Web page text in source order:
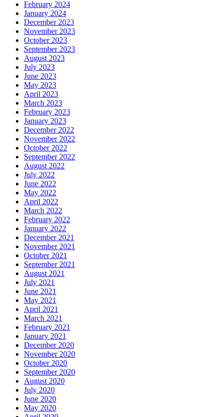
February 2024
January 2024
December 2023
November 2023
October 2023
September 2023
August 2023
July 2023
June 2023
May 2023
April 2023
March 2023
February 2023
January 2023
December 2022
November 2022
October 2022
September 2022
August 2022
July 2022
June 2022
May 2022
April 2022
March 2022
February 2022
January 2022
December 2021
November 2021
October 2021
September 2021
August 2021
July 2021
June 2021
May 2021
April 2021
March 2021
February 2021
January 2021
December 2020
November 2020
October 2020
September 2020
August 2020
July 2020
June 2020
May 2020